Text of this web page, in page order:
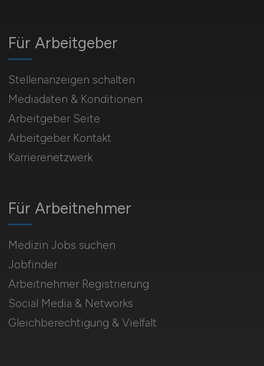
Für Arbeitnehmer
Medizin Jobs suchen
Jobfinder
Arbeitnehmer Registrierung
Social Media & Networks
Gleichberechtigung & Vielfalt
Für Arbeitgeber
Stellenanzeigen schalten
Mediadaten & Konditionen
Arbeitgeber Seite
Arbeitgeber Kontakt
Karrierenetzwerk